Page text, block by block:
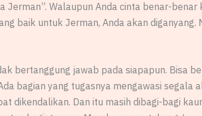
Jerman”. Walaupun Anda cinta benar-
baik untuk Jerman, Anda akan
bertanggung jawab pada siapapun. Bisa
bagian yang tugasnya mengawasi
dikendalikan. Dan itu masih dibagi-bagi